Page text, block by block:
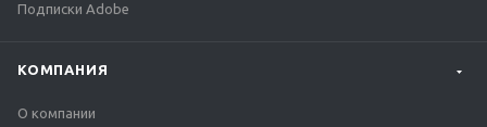
Подписки Adobe
КОМПАНИЯ
О компании